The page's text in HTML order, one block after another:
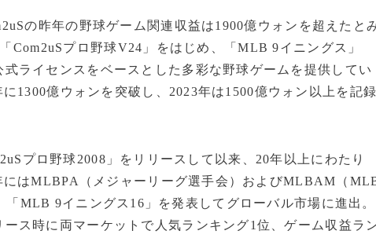
の昨年の野球ゲーム関連収益は1900億ウォンを超えたと
Com2uSプロ野球V24」をはじめ、「MLB 9イニングス」
ライセンスをベースとした多彩な野球ゲームを提供してい
1300億ウォンを突破し、2023年は1500億ウォン以上を記
プロ野球2008」をリリースして以来、20年以上にわたり
はMLBPA（メジャーリーグ選手会）およびMLBAM（
MLB 9イニングス16」を発表してグローバル市場に進出。
ス時に両マーケットで人気ランキング1位、ゲーム収益ラ